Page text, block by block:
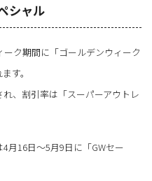
シャル
ク期間に「ゴールデンウィーク
す。
、割引率は「スーパーアウトレ
月16日～5月9日に「GWセー